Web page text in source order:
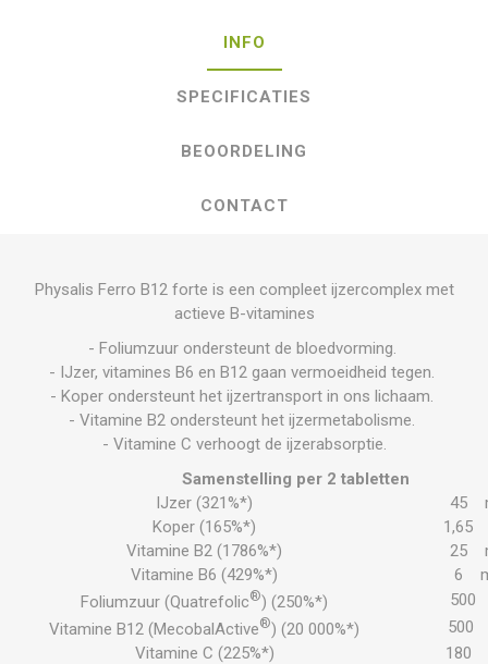
INFO
SPECIFICATIES
BEOORDELING
CONTACT
Physalis Ferro B12 forte is een compleet ijzercomplex met
actieve B-vitamines
- Foliumzuur ondersteunt de bloedvorming.
- IJzer, vitamines B6 en B12 gaan vermoeidheid tegen.
- Koper ondersteunt het ijzertransport in ons lichaam.
- Vitamine B2 ondersteunt het ijzermetabolisme.
- Vitamine C verhoogt de ijzerabsorptie.
Samenstelling per 2 tabletten
IJzer (321%*)
45
Koper (165%*)
1,65
Vitamine B2 (1786%*)
25
Vitamine B6 (429%*)
6
Foliumzuur (Quatrefolic®) (250%*)
500
Vitamine B12 (MecobalActive®) (20 000%*)
500
Vitamine C (225%*)
180